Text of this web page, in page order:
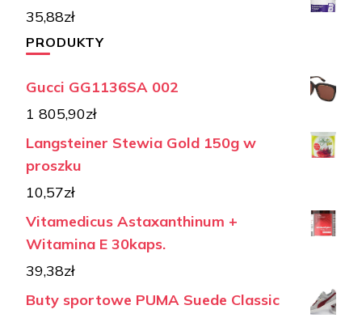
35,88zł
PRODUKTY
Gucci GG1136SA 002
1 805,90zł
Langsteiner Stewia Gold 150g w
proszku
10,57zł
Vitamedicus Astaxanthinum +
Witamina E 30kaps.
39,38zł
Buty sportowe PUMA Suede Classic